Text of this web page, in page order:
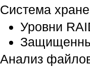
Система
Уровни
Анализ